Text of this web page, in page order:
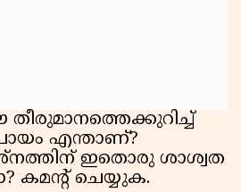
എന്താണ്?
ഇതൊരു ശാശ്വത
കമൻ്റ് ചെയ്യുക.